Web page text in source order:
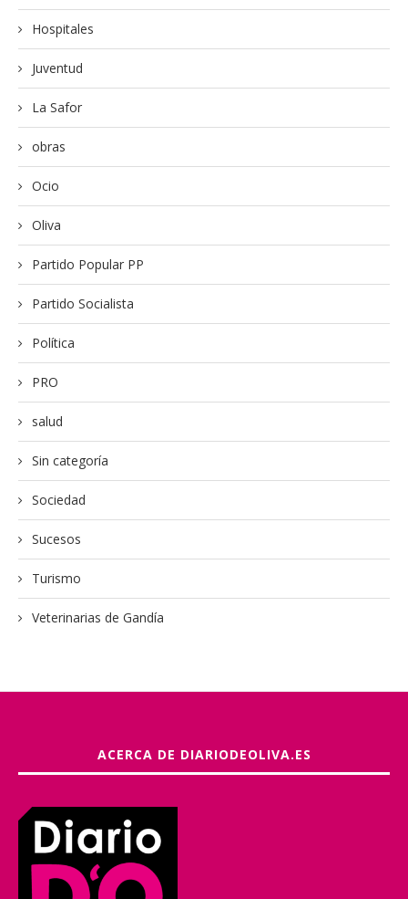
Hospitales
Juventud
La Safor
obras
Ocio
Oliva
Partido Popular PP
Partido Socialista
Política
PRO
salud
Sin categoría
Sociedad
Sucesos
Turismo
Veterinarias de Gandía
ACERCA DE DIARIODEOLIVA.ES